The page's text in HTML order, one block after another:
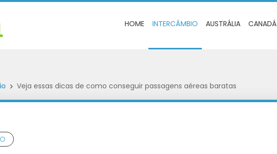
HOME INTERCÂMBIO AUSTRÁLIA CANADÁ
Veja essas dicas de como conseguir passagens aéreas baratas